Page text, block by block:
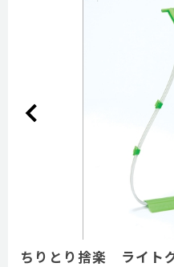
ちりとり捨楽 ライト